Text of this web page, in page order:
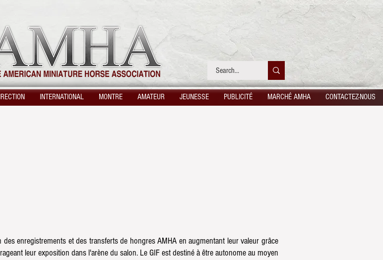
INTERNATIONAL MONTRE AMATEUR JEUNESSE PUBLICITÉ MARCHÉ AMHA CONTACTEZ-NOUS
enregistrements et des transferts de hongres AMHA en augmentant leur valeur grâce
leur exposition dans l'arène du salon. Le GIF est destiné à être autonome au moyen